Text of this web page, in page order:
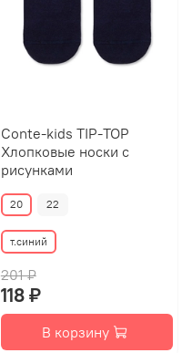
Conte-kids TIP-TOP
Хлопковые носки с
рисунками
20 22
т.синий
201 ₽
118 ₽
В корзину